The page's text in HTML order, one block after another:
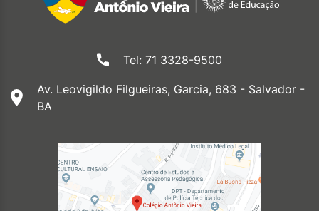
Tel: 71 3328-9500
Av. Leovigildo Filgueiras, Garcia, 683 - Salvador -
BA